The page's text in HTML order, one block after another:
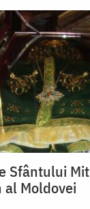
Sfântului
al Moldovei